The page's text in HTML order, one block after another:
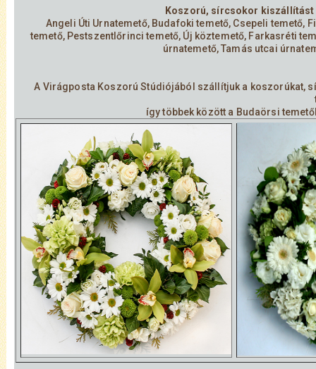
Koszorú, sírcsokor kiszállítást
Angeli Úti Urnatemető, Budafoki temető, Csepeli temető,
temető, Pestszentlőrinci temető, Új köztemető, Farkasréti
úrnatemető, Tamás utcai
A Virágposta Koszorú Stúdiójából szállítjuk a koszorúkat,
így többek között a Budaörsi